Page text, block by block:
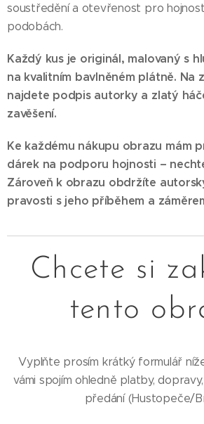
soustředění a otevřenost pro
podobách.
Každý kus je originál, malovaný s
na kvalitním bavlněném plátně. Na
najdete podpis autorky a zlatý
zavěšení.
Ke každému nákupu obrazu mám
dárek na podporu hojnosti –
Zároveň k obrazu obdržíte
pravosti s jeho příběhem a
Chcete si
tento
Vyplňte prosím krátký formulář
vámi spojím ohledně platby,
předání (Hustopeče/